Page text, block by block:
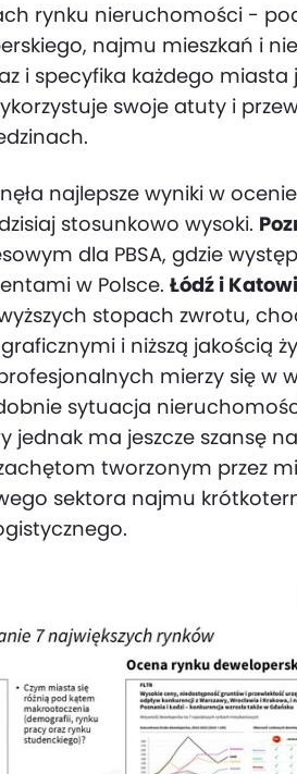
rynku nieruchomości -
najmu mieszkań i
i specyfika każdego miasta
swoje atuty i
najlepsze wyniki w
stosunkowo wysoki.
dla PBSA, gdzie
w Polsce. Łódź i
stopach zwrotu,
i niższą jakością
mierzy się w
sytuacja
jednak ma jeszcze szansę
tworzonym przez
sektora najmu